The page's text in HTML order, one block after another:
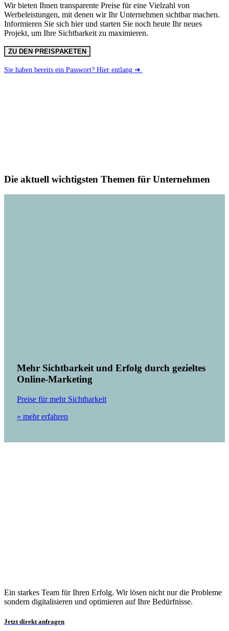
Wir bieten Ihnen transparente Preise für eine Vielzahl von
Werbeleistungen, mit denen wir Ihr Unternehmen sichtbar machen.
Informieren Sie sich hier und starten Sie noch heute Ihr neues
Projekt, um Ihre Sichtbarkeit zu maximieren.
ZU DEN PREISPAKETEN
Sie haben bereits ein Passwort? Hier entlang ➔
Die aktuell wichtigsten Themen für Unternehmen
Mehr Sichtbarkeit und Erfolg durch gezieltes
Online-Marketing
Preise für mehr Sichtbarkeit
» mehr erfahren
Ein starkes Team für Ihren Erfolg. Wir lösen nicht nur die Probleme
sondern digitalisieren und optimieren auf Ihre Bedürfnisse.
Jetzt direkt anfragen